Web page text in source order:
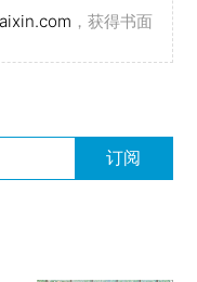
，获得书面
订阅